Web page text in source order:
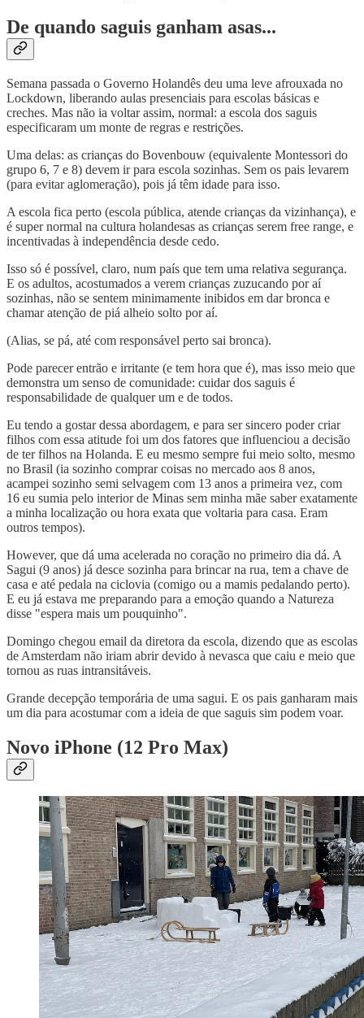
De quando saguis ganham asas...
Semana passada o Governo Holandês deu uma leve afrouxada no
Lockdown, liberando aulas presenciais para escolas básicas e
creches. Mas não ia voltar assim, normal: a escola dos saguis
especificaram um monte de regras e restrições.
Uma delas: as crianças do Bovenbouw (equivalente Montessori do
grupo 6, 7 e 8) devem ir para escola sozinhas. Sem os pais levarem
(para evitar aglomeração), pois já têm idade para isso.
A escola fica perto (escola pública, atende crianças da vizinhança), e
é super normal na cultura holandesas as crianças serem free range, e
incentivadas à independência desde cedo.
Isso só é possível, claro, num país que tem uma relativa segurança.
E os adultos, acostumados a verem crianças zuzucando por aí
sozinhas, não se sentem minimamente inibidos em dar bronca e
chamar atenção de piá alheio solto por aí.
(Alias, se pá, até com responsável perto sai bronca).
Pode parecer entrão e irritante (e tem hora que é), mas isso meio que
demonstra um senso de comunidade: cuidar dos saguis é
responsabilidade de qualquer um e de todos.
Eu tendo a gostar dessa abordagem, e para ser sincero poder criar
filhos com essa atitude foi um dos fatores que influenciou a decisão
de ter filhos na Holanda. E eu mesmo sempre fui meio solto, mesmo
no Brasil (ia sozinho comprar coisas no mercado aos 8 anos,
acampei sozinho semi selvagem com 13 anos a primeira vez, com
16 eu sumia pelo interior de Minas sem minha mãe saber exatamente
a minha localização ou hora exata que voltaria para casa. Eram
outros tempos).
However, que dá uma acelerada no coração no primeiro dia dá. A
Sagui (9 anos) já desce sozinha para brincar na rua, tem a chave de
casa e até pedala na ciclovia (comigo ou a mamis pedalando perto).
E eu já estava me preparando para a emoção quando a Natureza
disse "espera mais um pouquinho".
Domingo chegou email da diretora da escola, dizendo que as escolas
de Amsterdam não iriam abrir devido à nevasca que caiu e meio que
tornou as ruas intransitáveis.
Grande decepção temporária de uma sagui. E os pais ganharam mais
um dia para acostumar com a ideia de que saguis sim podem voar.
Novo iPhone (12 Pro Max)